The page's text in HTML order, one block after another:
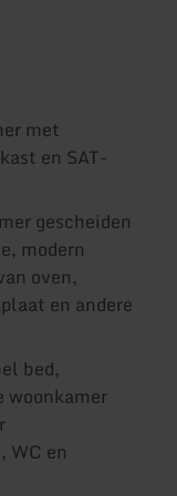
met
en SAT-
gescheiden
modern
oven,
en andere
bed,
woonkamer
WC en